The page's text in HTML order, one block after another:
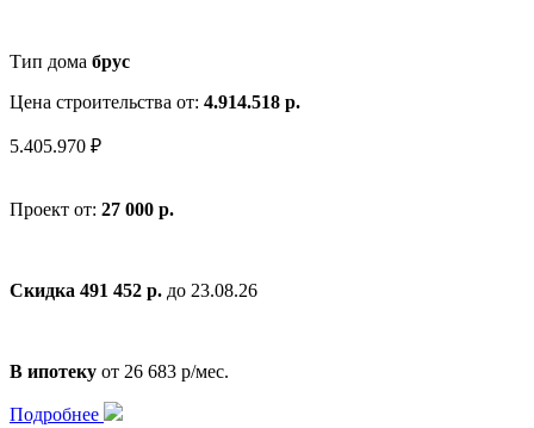
Тип дома брус
Цена строительства от: 4.914.518 р.
5.405.970 ₽
Проект от: 27 000 р.
Скидка 491 452 р. до 23.08.26
В ипотеку от 26 683 р/мес.
Подробнее